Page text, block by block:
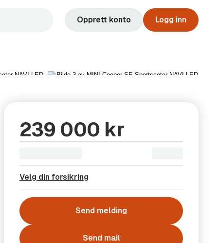
Opprett konto Logg inn
239 000 kr
Velg din forsikring
Send melding
Send mail